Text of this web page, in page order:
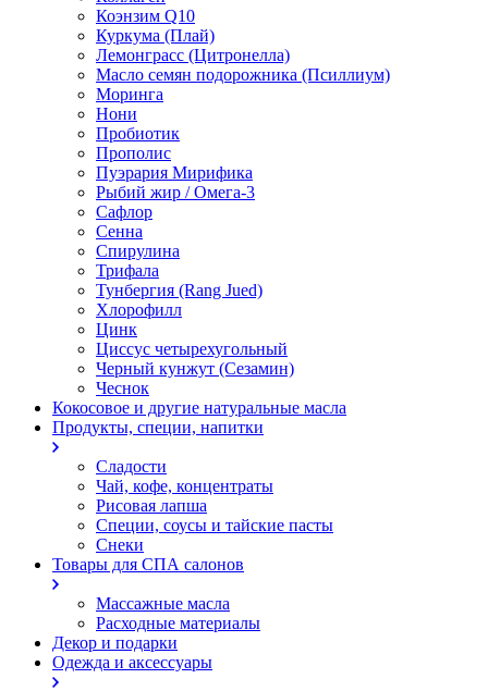
Коэнзим Q10
Куркума (Плай)
Лемонграсс (Цитронелла)
Масло семян подорожника (Псиллиум)
Моринга
Нони
Пробиотик
Прополис
Пуэрария Мирифика
Рыбий жир / Омега-3
Сафлор
Сенна
Спирулина
Трифала
Тунбергия (Rang Jued)
Хлорофилл
Цинк
Циссус четырехугольный
Черный кунжут (Сезамин)
Чеснок
Кокосовое и другие натуральные масла
Продукты, специи, напитки
Сладости
Чай, кофе, концентраты
Рисовая лапша
Специи, соусы и тайские пасты
Снеки
Товары для СПА салонов
Массажные масла
Расходные материалы
Декор и подарки
Одежда и аксессуары